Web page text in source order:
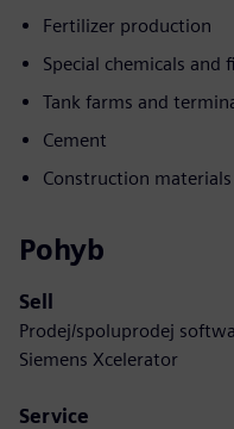
Fertilizer production
Special chemicals and
Tank farms and
Cement
Construction materials
Pohyb
Sell
Prodej/spoluprodej
Siemens Xcelerator
Service